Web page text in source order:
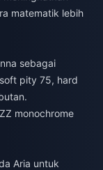
matematik lebih
sebagai
pity 75, hard
monochrome
Aria untuk